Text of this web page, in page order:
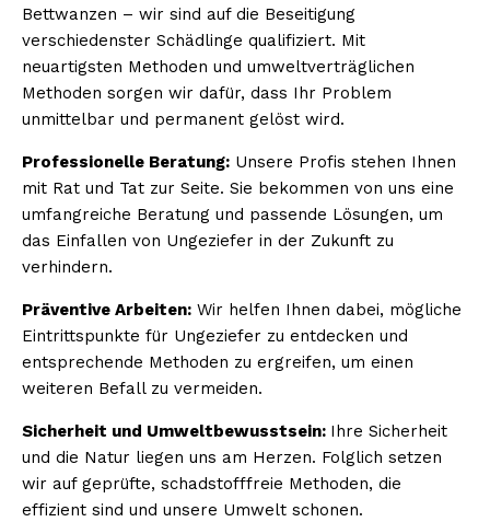
Bettwanzen – wir sind auf die Beseitigung
verschiedenster Schädlinge qualifiziert. Mit
neuartigsten Methoden und umweltverträglichen
Methoden sorgen wir dafür, dass Ihr Problem
unmittelbar und permanent gelöst wird.
Professionelle Beratung: Unsere Profis stehen Ihnen
mit Rat und Tat zur Seite. Sie bekommen von uns eine
umfangreiche Beratung und passende Lösungen, um
das Einfallen von Ungeziefer in der Zukunft zu
verhindern.
Präventive Arbeiten: Wir helfen Ihnen dabei, mögliche
Eintrittspunkte für Ungeziefer zu entdecken und
entsprechende Methoden zu ergreifen, um einen
weiteren Befall zu vermeiden.
Sicherheit und Umweltbewusstsein: Ihre Sicherheit
und die Natur liegen uns am Herzen. Folglich setzen
wir auf geprüfte, schadstofffreie Methoden, die
effizient sind und unsere Umwelt schonen.